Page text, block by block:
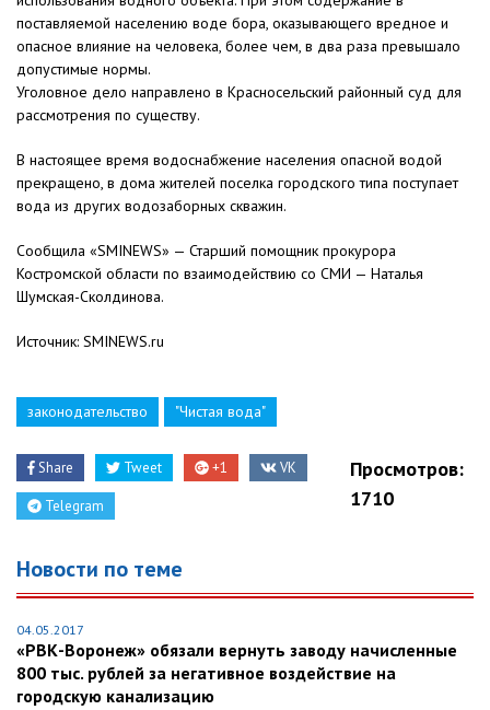
поставляемой населению воде бора, оказывающего вредное и
опасное влияние на человека, более чем, в два раза превышало
допустимые нормы.
Уголовное дело направлено в Красносельский районный суд для
рассмотрения по существу.
В настоящее время водоснабжение населения опасной водой
прекращено, в дома жителей поселка городского типа поступает
вода из других водозаборных скважин.
Сообщила «SMINEWS» — Старший помощник прокурора
Костромской области по взаимодействию со СМИ — Наталья
Шумская-Сколдинова.
Источник: SMINEWS.ru
законодательство "Чистая вода"
Share Tweet +1 VK
Telegram
Просмотров:
1710
Новости по теме
04.05.2017
«РВК-Воронеж» обязали вернуть заводу начисленные
800 тыс. рублей за негативное воздействие на
городскую канализацию